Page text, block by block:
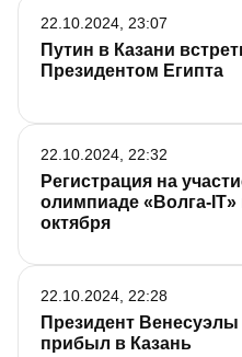
Путин в Казани
Президентом Египта
22.10.2024, 23:07
Регистрация на
олимпиаде «Волга-IT»
октября
22.10.2024, 22:32
Президент
прибыл в Казань
22.10.2024, 22:28